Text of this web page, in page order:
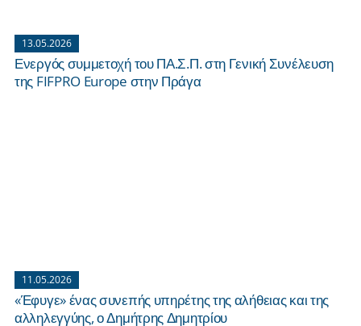
13.05.2026
Ενεργός συμμετοχή του ΠΑ.Σ.Π. στη Γενική Συνέλευση
της FIFPRO Europe στην Πράγα
11.05.2026
«Έφυγε» ένας συνεπής υπηρέτης της αλήθειας και της
αλληλεγγύης, ο Δημήτρης Δημητρίου